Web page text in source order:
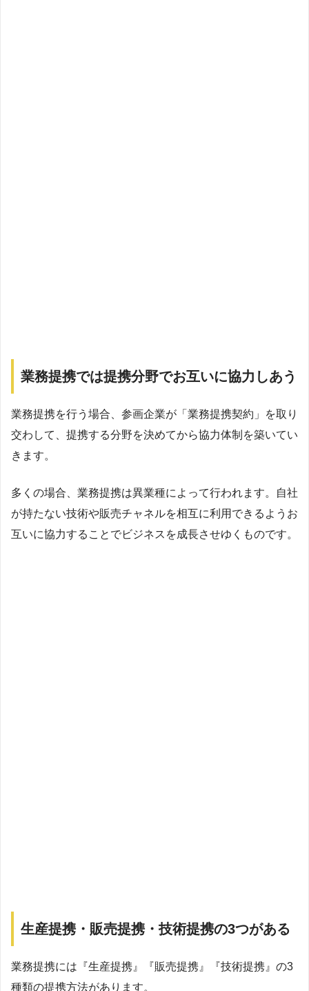
業務提携では提携分野でお互いに協力しあう
業務提携を行う場合、参画企業が「業務提携契約」を取り
交わして、提携する分野を決めてから協力体制を築いてい
きます。
多くの場合、業務提携は異業種によって行われます。自社
が持たない技術や販売チャネルを相互に利用できるようお
互いに協力することでビジネスを成長させゆくものです。
生産提携・販売提携・技術提携の3つがある
業務提携には『生産提携』『販売提携』『技術提携』の3
種類の提携方法があります。